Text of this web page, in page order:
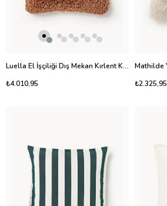
Luella El İşçiliği Dış Mekan Kırlent Kılıfı 50x50 cm Terakota
₺4.010,95
₺2.325,95